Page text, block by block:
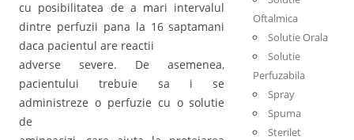
cu posibilitatea de a mari intervalul
dintre perfuzii pana la 16 saptamani
daca pacientul are reactii
adverse severe. De asemenea,
pacientului trebuie sa i se
administreze o perfuzie cu o solutie
de
Oftalmica
Solutie Orala
Solutie
Perfuzabila
Spray
Spuma
Sterilet